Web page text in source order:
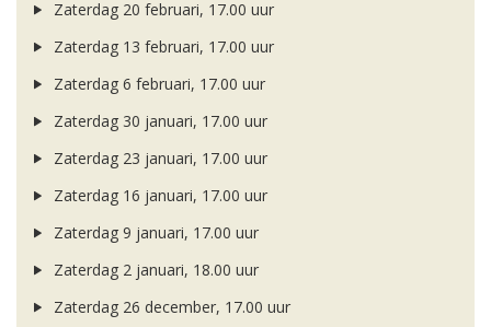
Zaterdag 20 februari, 17.00 uur
Zaterdag 13 februari, 17.00 uur
Zaterdag 6 februari, 17.00 uur
Zaterdag 30 januari, 17.00 uur
Zaterdag 23 januari, 17.00 uur
Zaterdag 16 januari, 17.00 uur
Zaterdag 9 januari, 17.00 uur
Zaterdag 2 januari, 18.00 uur
Zaterdag 26 december, 17.00 uur